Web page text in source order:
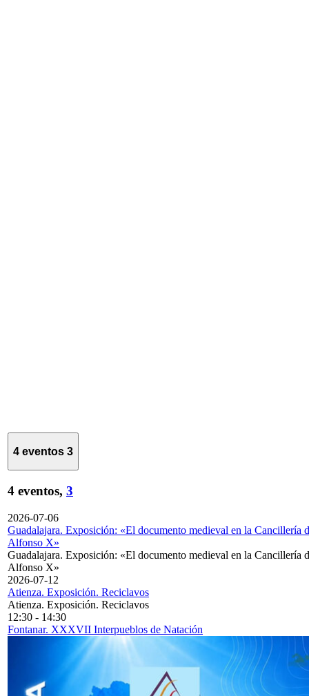
4 eventos 3
4 eventos, 3
2026-07-06
Guadalajara. Exposición: «El documento medieval en la Cancillería
Alfonso X»
Guadalajara. Exposición: «El documento medieval en la Cancillería
Alfonso X»
2026-07-12
Atienza. Exposición. Reciclavos
Atienza. Exposición. Reciclavos
12:30 - 14:30
Fontanar. XXXVII Interpueblos de Natación